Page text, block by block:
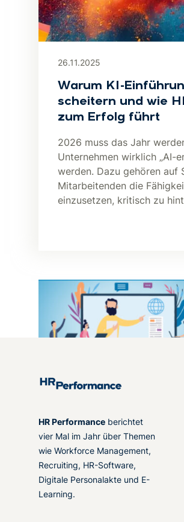
26.11.2025
Warum KI-
scheitern und wie
zum Erfolg führt
2026 muss das Jahr
Unternehmen wirklich „AI-
werden. Dazu gehören auf
Mitarbeitenden die
einzusetzen, kritisch zu
HR Performance berichtet
vier Mal im Jahr über Themen
wie Workforce Management,
Recruiting, HR-Software,
Digitale Personalakte und E-
Learning.